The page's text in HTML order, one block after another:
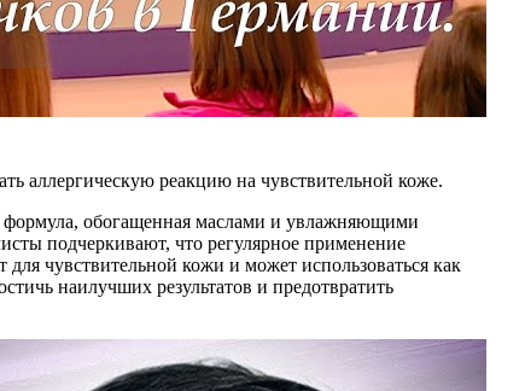
аллергическую реакцию на чувствительной коже.
формула, обогащенная маслами и увлажняющими
подчеркивают, что регулярное применение
чувствительной кожи и может использоваться как
наилучших результатов и предотвратить